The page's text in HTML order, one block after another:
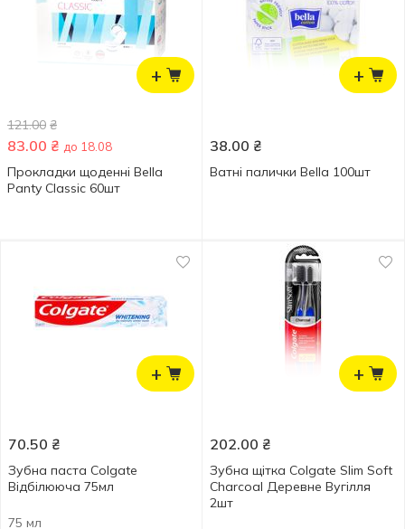
+
121.00 ₴
83.00 ₴ до 18.08
Прокладки щоденні Bella
Panty Classic 60шт
+
38.00 ₴
Ватні палички Bella 100шт
+
70.50 ₴
Зубна паста Colgate
Відбілююча 75мл
75 мл
+
202.00 ₴
Зубна щітка Colgate Slim Soft
Charcoal Деревне Вугілля
2шт